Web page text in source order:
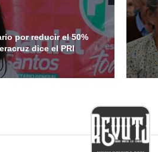
por reducir el 50%
dice el PRI